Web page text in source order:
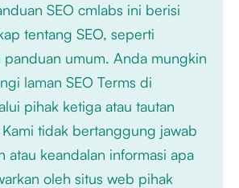
SEO cmlabs ini berisi
tentang SEO, seperti
panduan umum. Anda mungkin
laman SEO Terms di
pihak ketiga atau tautan
tidak bertanggung jawab
atau keandalan informasi apa
oleh situs web pihak